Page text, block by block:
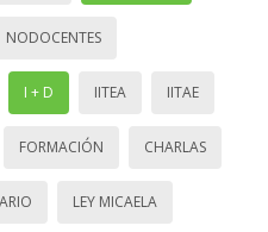
NODOCENTES
I + D IITEA IITAE
FORMACIÓN CHARLAS
LEY MICAELA